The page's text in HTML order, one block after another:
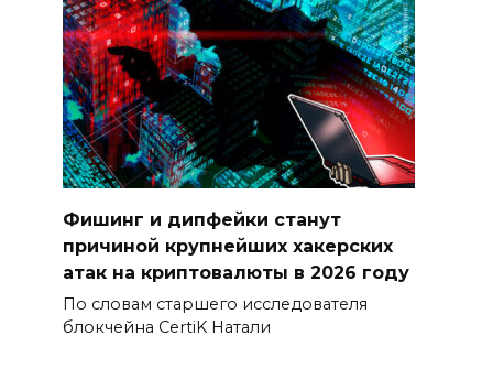
Фишинг и дипфейки станут
причиной крупнейших хакерских
атак на криптовалюты в 2026 году
По словам старшего исследователя
блокчейна CertiK Натали